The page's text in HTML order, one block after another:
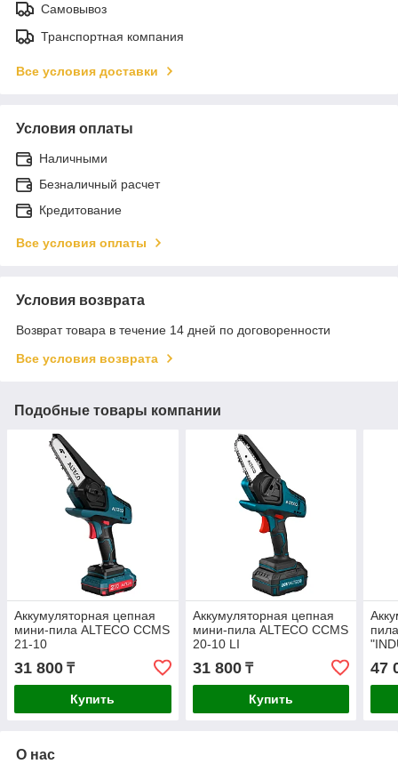
Самовывоз
Транспортная компания
Все условия доставки
Условия оплаты
Наличными
Безналичный расчет
Кредитование
Все условия оплаты
Условия возврата
Возврат товара в течение 14 дней по договоренности
Все условия возврата
Подобные товары компании
Аккумуляторная цепная
мини-пила ALTECO CCMS
21-10
31 800 ₸
Купить
Аккумуляторная цепная
мини-пила ALTECO CCMS
20-10 LI
31 800₸
Купить
47
О нас